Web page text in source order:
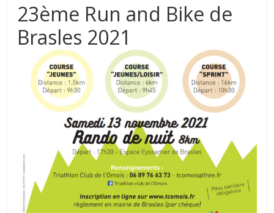
23ème Run and Bike de
Brasles 2021